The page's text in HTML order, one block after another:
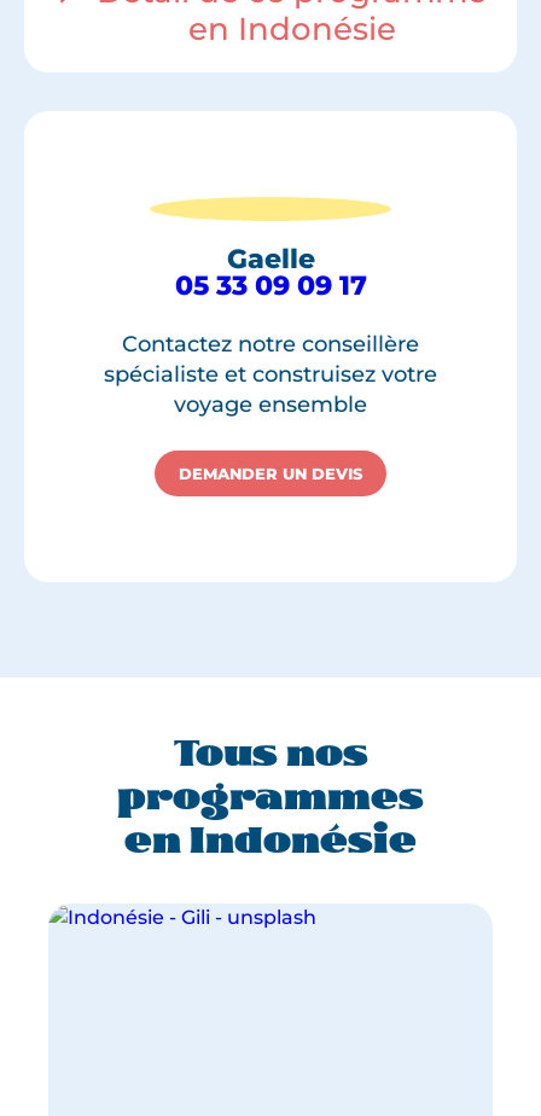
en Indonésie
Gaelle
05 33 09 09 17
Contactez notre conseillère
spécialiste et construisez votre
voyage ensemble
DEMANDER UN DEVIS
Tous nos
programmes
en Indonésie